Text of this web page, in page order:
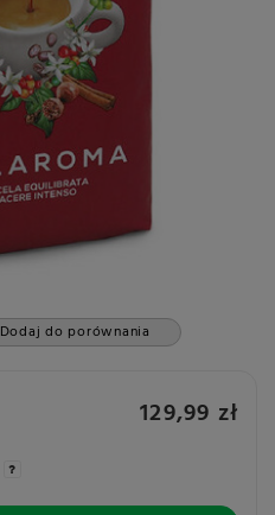
Dodaj do porównania
129,99 zł